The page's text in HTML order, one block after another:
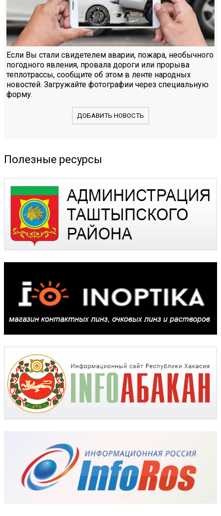
Если Вы стали свидетелем аварии, пожара, необычного
погодного явления, провала дороги или прорыва
теплотрассы, сообщите об этом в ленте народных
новостей. Загружайте фотографии через специальную
форму.
ДОБАВИТЬ НОВОСТЬ
Полезные ресурсы